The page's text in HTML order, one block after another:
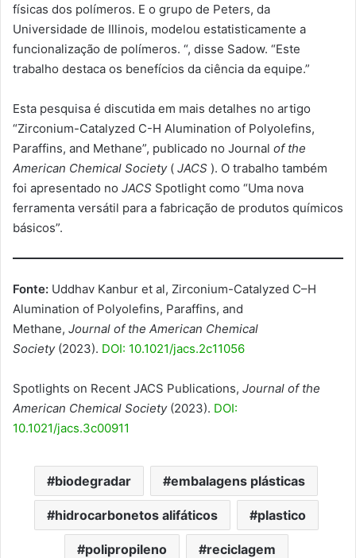
físicas dos polímeros. E o grupo de Peters, da
Universidade de Illinois, modelou estatisticamente a
funcionalização de polímeros. “, disse Sadow. “Este
trabalho destaca os benefícios da ciência da equipe.”
Esta pesquisa é discutida em mais detalhes no artigo
“Zirconium-Catalyzed C-H Alumination of Polyolefins,
Paraffins, and Methane”, publicado no Journal of the
American Chemical Society( JACS ). O trabalho também
foi apresentado no JACS Spotlight como “Uma nova
ferramenta versátil para a fabricação de produtos químicos
básicos”.
Fonte: Uddhav Kanbur et al, Zirconium-Catalyzed C–H
Alumination of Polyolefins, Paraffins, and
Methane, Journal of the American Chemical
Society(2023). DOI: 10.1021/jacs.2c11056
Spotlights on Recent JACS Publications, Journal of the
American Chemical Society(2023). DOI:
10.1021/jacs.3c00911
biodegradar embalagens plásticas
hidrocarbonetos alifáticos plastico
polipropileno reciclagem